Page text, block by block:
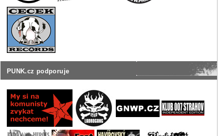
PUNK.cz podporuje